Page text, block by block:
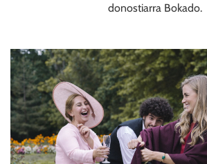
donostiarra Bokado.